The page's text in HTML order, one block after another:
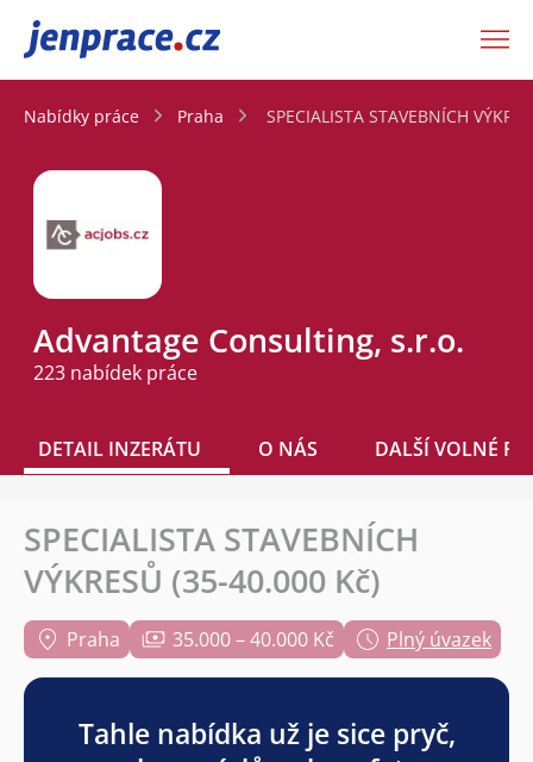
JenPráce.cz
Nabídky práce Praha SPECIALISTA STAVEBNÍCH
Advantage Consulting, s.r.o.
223 nabídek práce
DETAIL INZERÁTU O NÁS DALŠÍ VOLNÉ
SPECIALISTA STAVEBNÍCH
VÝKRESŮ (35-40.000 Kč)
Praha 35.000 – 40.000 Kč Plný úvazek
Tahle nabídka už je sice pryč,